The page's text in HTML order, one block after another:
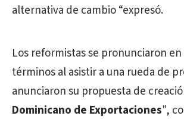
alternativa de cambio “expresó.
Los reformistas se pronunciaron
términos al asistir a una rueda de
anunciaron su propuesta de
Dominicano de Exportaciones",